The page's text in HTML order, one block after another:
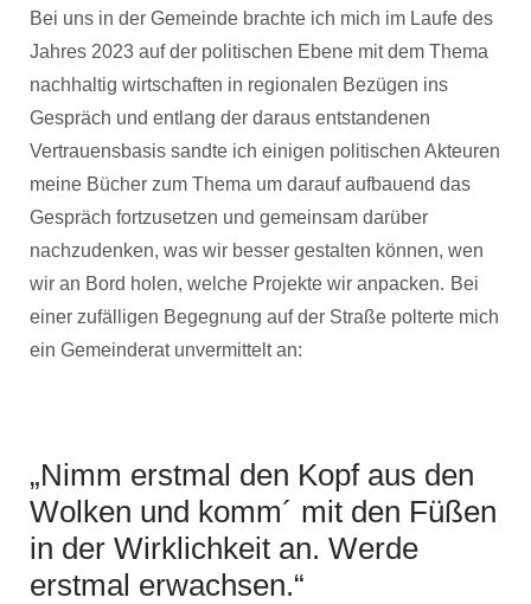
Bei uns in der Gemeinde brachte ich mich im Laufe des
Jahres 2023 auf der politischen Ebene mit dem Thema
nachhaltig wirtschaften in regionalen Bezügen ins
Gespräch und entlang der daraus entstandenen
Vertrauensbasis sandte ich einigen politischen Akteuren
meine Bücher zum Thema um darauf aufbauend das
Gespräch fortzusetzen und gemeinsam darüber
nachzudenken, was wir besser gestalten können, wen
wir an Bord holen, welche Projekte wir anpacken. Bei
einer zufälligen Begegnung auf der Straße polterte mich
ein Gemeinderat unvermittelt an:
„Nimm erstmal den Kopf aus den
Wolken und komm´ mit den Füßen
in der Wirklichkeit an. Werde
erstmal erwachsen.“